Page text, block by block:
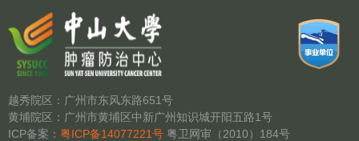
越秀院区：广州市东风东路651号
黄埔院区：广州市黄埔区中新广州知识城开阳五路1号
ICP备案： 粤ICP备14077221号 粤卫网审（2010）184号